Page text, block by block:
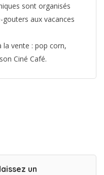
sont organisés
aux vacances
la vente : pop corn,
Ciné Café.
un